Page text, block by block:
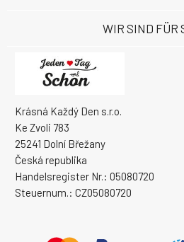
Krásná Každý Den s.r.o.
Ke Zvoli 783
25241 Dolní Břežany
Česká republika
Handelsregister Nr.: 05080720
Steuernum.: CZ05080720
WIR SIND FÜR